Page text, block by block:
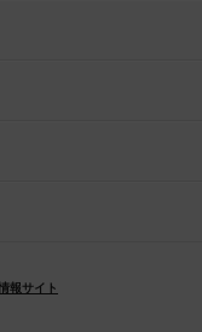
報サイト